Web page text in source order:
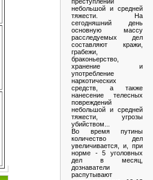
небольшой и средней
тяжести. На
сегодняшний день
основную массу
расследуемых дел
составляют кражи,
грабежи,
браконьерство,
хранение и
употребление
наркотических
средств, а также
нанесение телесных
повреждений
небольшой и средней
тяжести, угрозы
убийством...
Во время путины
количество дел
увеличивается, и, при
норме - 5 уголовных
дел в месяц,
дознаватели
распутывают